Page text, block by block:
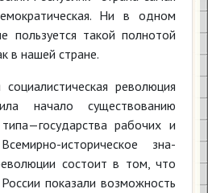
Ни в одном
пользуется такой полнотой
в нашей стране.
социали­стическая революция
начало существованию
рабочих и
историческое зна­
со­стоит в том, что
показали возмож­ность